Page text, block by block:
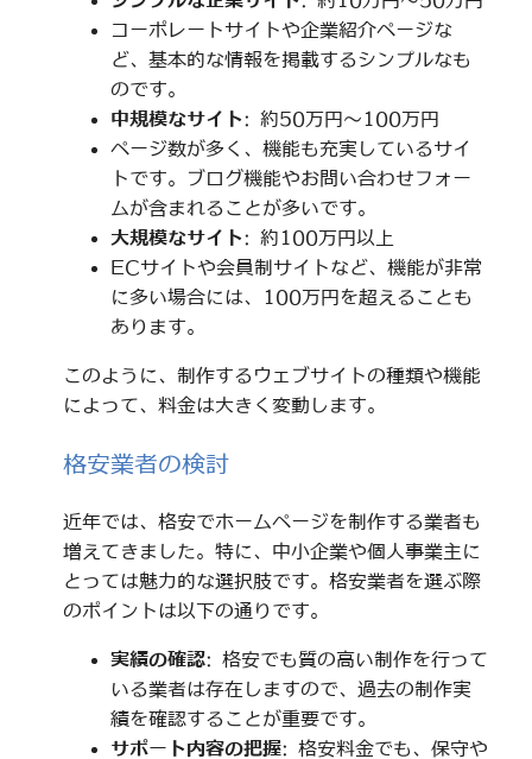
コーポレートサイトや企業紹介ページな
ど、基本的な情報を掲載するシンプルなも
のです。
中規模なサイト: 約50万円～100万円
ページ数が多く、機能も充実しているサイ
トです。ブログ機能やお問い合わせフォー
ムが含まれることが多いです。
大規模なサイト: 約100万円以上
ECサイトや会員制サイトなど、機能が非常
に多い場合には、100万円を超えることも
あります。
このように、制作するウェブサイトの種類や機能
によって、料金は大きく変動します。
格安業者の検討
近年では、格安でホームページを制作する業者も
増えてきました。特に、中小企業や個人事業主に
とっては魅力的な選択肢です。格安業者を選ぶ際
のポイントは以下の通りです。
実績の確認: 格安でも質の高い制作を行って
いる業者は存在しますので、過去の制作実
績を確認することが重要です。
サポート内容の把握: 格安料金でも、保守や